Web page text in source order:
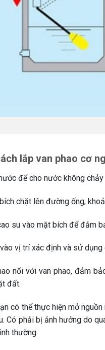
lắp van phao cơ
để cho nước không
chặt lên đường ống,
su vào mặt bích để đảm
vị trí xác định và sử
nối với van phao, đảm
đất.
có thể thực hiện mở
Có phải bị ảnh hưởng do
thường.